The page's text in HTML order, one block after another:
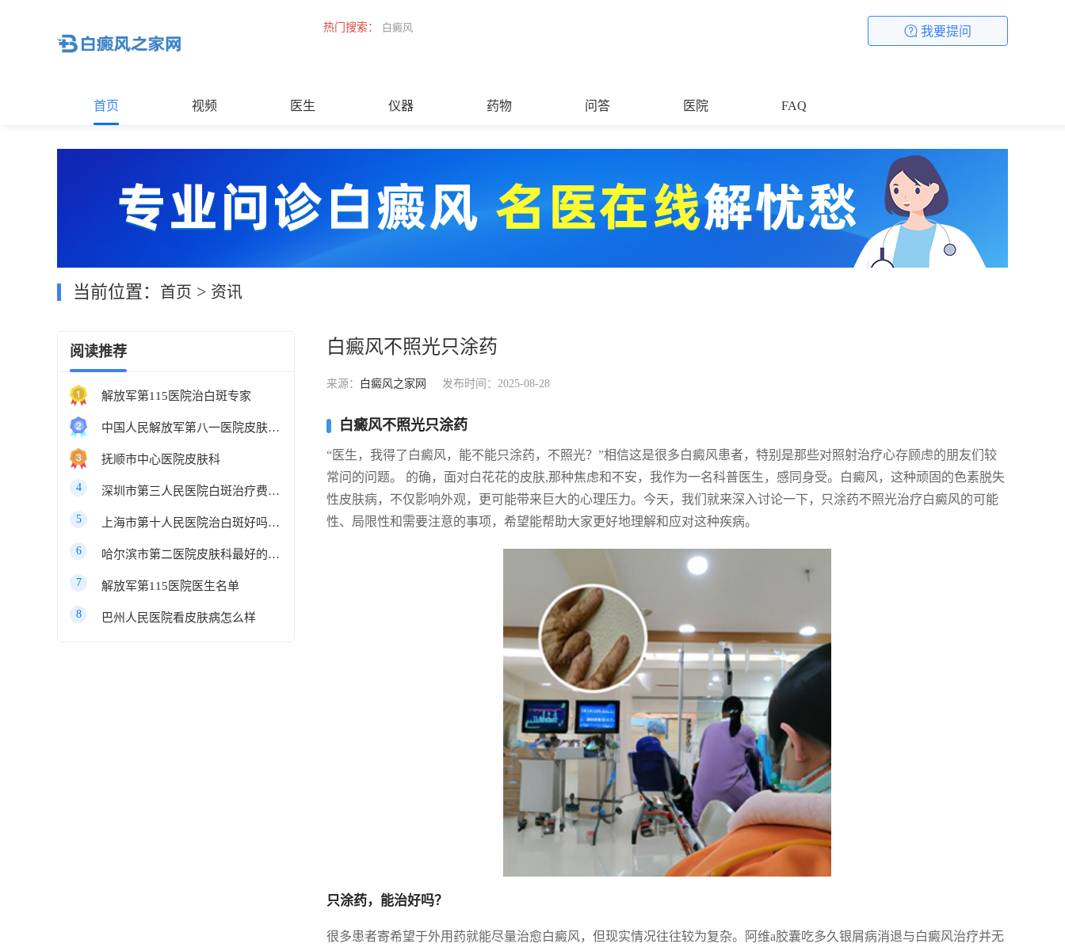
热门搜索： 白癜风 我要提问
首页 视频 医生 仪器 药物 问答 医院 FAQ
当前位置： 首页 > 资讯
阅读推荐
解放军第115医院治白斑专家
中国人民解放军第八一医院皮肤科最好的医生
抚顺市中心医院皮肤科
4 深圳市第三人民医院白斑治疗费用多少
5 上海市第十人民医院治白斑好吗知乎
6 哈尔滨市第二医院皮肤科最好的医生
7 解放军第115医院医生名单
8 巴州人民医院看皮肤病怎么样
白癜风不照光只涂药
来源： 白癜风之家网 发布时间：2025-08-28
白癜风不照光只涂药
“医生，我得了白癜风，能不能只涂药，不照光？”相信这是很多白癜风患者，特别是那些对照射治疗心存顾虑的朋友们较
常问的问题。 的确，面对白花花的皮肤,那种焦虑和不安，我作为一名科普医生，感同身受。白癜风，这种顽固的色素脱失
性皮肤病，不仅影响外观，更可能带来巨大的心理压力。今天，我们就来深入讨论一下，只涂药不照光治疗白癜风的可能
性、局限性和需要注意的事项，希望能帮助大家更好地理解和应对这种疾病。
只涂药，能治好吗？
很多患者寄希望于外用药就能尽量治愈白癜风，但现实情况往往较为复杂。阿维a胶囊吃多久银屑病消退与白癜风治疗并无